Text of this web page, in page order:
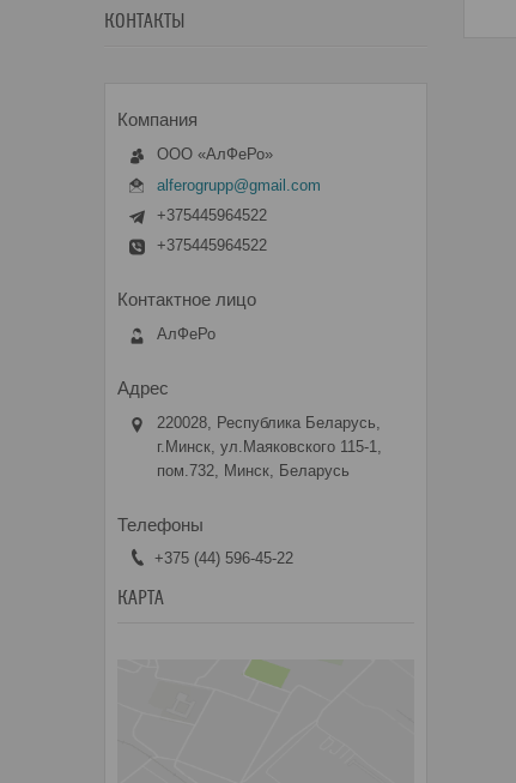
КОНТАКТЫ
ООО «АлФеРо»
alferogrupp@gmail.com
+375445964522
+375445964522
АлФеРо
220028, Республика Беларусь,
г.Минск, ул.Маяковского 115-1,
пом.732, Минск, Беларусь
+375 (44) 596-45-22
КАРТА